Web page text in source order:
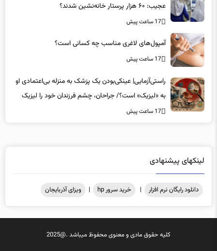
عجیب: ۶۰ هزار پرستار خانه‌نشین شدند؟
17 ساعت پیش
آمپول‌های لاغری مناسب چه کسانی است؟
17 ساعت پیش
راستی‌آزمایی| عینکی‌بودن یک پزشک به منزله بی‌اعتمادی او
به «لیزیک» است؟/ جراحان، چشم فرزندان خود را لیزیک
می‌کنند؟
17 ساعت پیش
لینکهای پیشنهادی
دانلود رایگان نرم افزار | خرید سرور hp | ویزای آذربایجان
کلیه حقوق مادی و معنوی محفوظ میباشد .@2025